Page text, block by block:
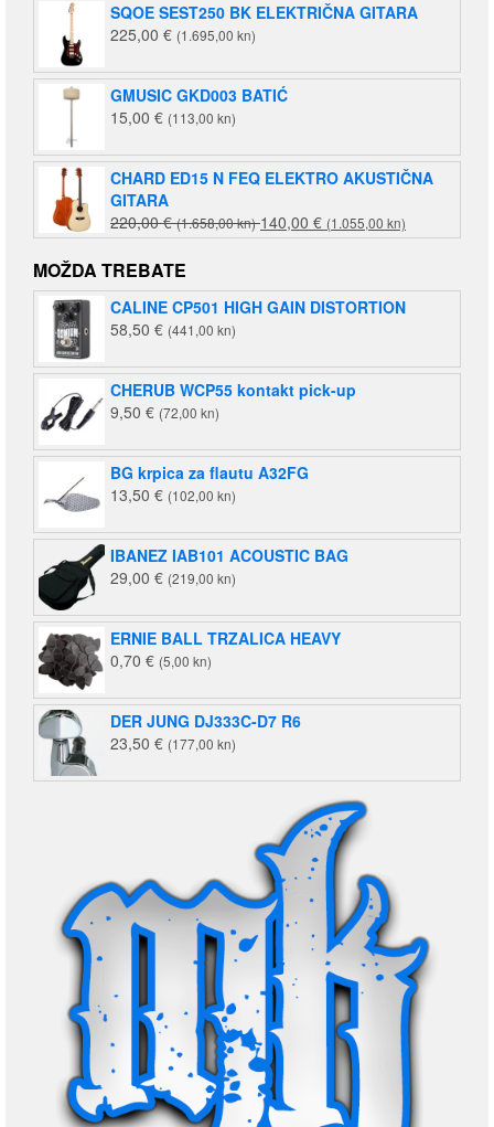
SQOE SEST250 BK ELEKTRIČNA GITARA
225,00 € (1.695,00 kn)
GMUSIC GKD003 BATIĆ
15,00 € (113,00 kn)
CHARD ED15 N FEQ ELEKTRO AKUSTIČNA
GITARA
220,00€ (1.658,00 kn)Izvorna
cijena
je:
220,00 €
140,00 € (1.055,00 kn)
cijena
140,00 €
(1.055,00
MOŽDA TREBATE
CALINE CP501 HIGH GAIN DISTORTION
58,50 € (441,00 kn)
CHERUB WCP55 kontakt pick-up
9,50 € (72,00 kn)
BG krpica za flautu A32FG
13,50 € (102,00 kn)
IBANEZ IAB101 ACOUSTIC BAG
29,00 € (219,00 kn)
ERNIE BALL TRZALICA HEAVY
0,70 € (5,00 kn)
DER JUNG DJ333C-D7 R6
23,50 € (177,00 kn)